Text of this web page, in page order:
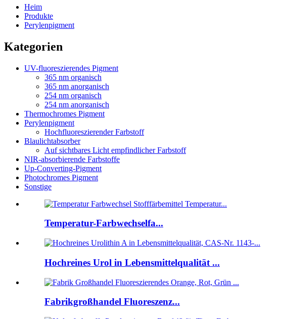
Heim
Produkte
Perylenpigment
Kategorien
UV-fluoreszierendes Pigment
365 nm organisch
365 nm anorganisch
254 nm organisch
254 nm anorganisch
Thermochromes Pigment
Perylenpigment
Hochfluoreszierender Farbstoff
Blaulichtabsorber
Auf sichtbares Licht empfindlicher Farbstoff
NIR-absorbierende Farbstoffe
Up-Converting-Pigment
Photochromes Pigment
Sonstige
Temperatur-Farbwechselfa...
Hochreines Urol in Lebensmittelqualität ...
Fabrikgroßhandel Fluoreszenz...